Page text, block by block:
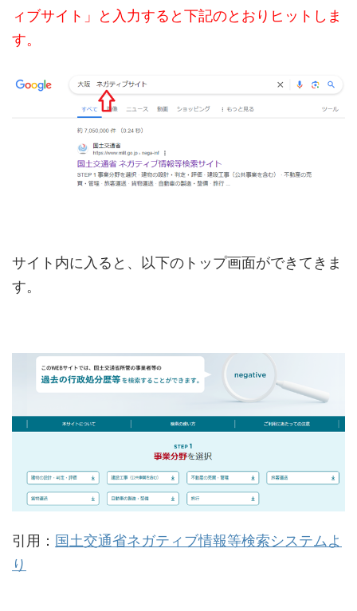
ィブサイト」と入力すると下記のとおりヒットしま
す。
サイト内に入ると、以下のトップ画面ができてきま
す。
引用： 国土交通省ネガティブ情報等検索システムよ
り